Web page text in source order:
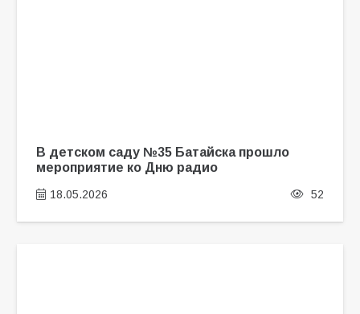
В детском саду №35 Батайска прошло
мероприятие ко Дню радио
18.05.2026 52